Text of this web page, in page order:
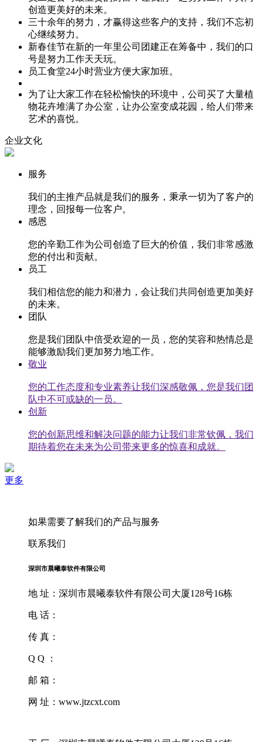
创造更美好的未来。
三十余年的努力，才赢得这些客户的支持，我们不忘初
心继续努力。
新春佳节在新的一年里公司团建正在筹备中，我们的口
号是努力工作天天玩。
员工食堂24小时营业方便大家加班。
为了让大家工作在轻松愉快的环境中，公司买了大量植
物花卉堆满了办公室，让办公室变成花园，给人们带来
艺术的喜悦。
企业文化
服务
我们的主推产品就是我们的服务，秉承一切为了客户的
理念，回报每一位客户。
感恩
您的辛勤工作为公司创造了巨大的价值，我们非常感激
您的付出和贡献。
员工
我们相信您的能力和潜力，会让我们共同创造更加美好
的未来。
团队
您是我们团队中倍受欢迎的一员，您的笑容和热情总是
能够激励我们更加努力地工作。
敬业
您的工作态度和专业素养让我们深感敬佩，您是我们团
队中不可或缺的一员。
创新
您的创新思维和解决问题的能力让我们非常钦佩，我们
期待着您在未来为公司带来更多的惊喜和成就。
更多
如果需要了解我们的产品与服务
联系我们
深圳市晨曦泰软件有限公司
地 址：深圳市晨曦泰软件有限公司大厦128号16栋
电 话：
传 真：
Q Q ：
邮 箱：
网 址：www.jtzcxt.com